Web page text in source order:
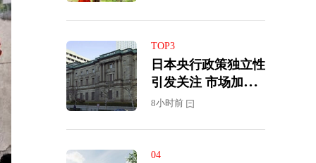
TOP3
日本央行政策独立性
引发关注 市场加大9
月加息预期
8小时前
04